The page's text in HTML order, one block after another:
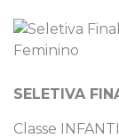
SELETIVA
Classe